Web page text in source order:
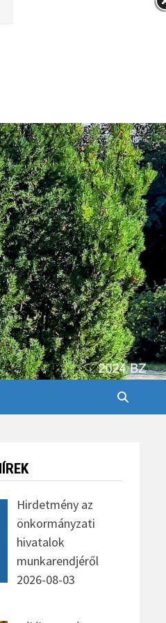
Hirdetmény az
önkormányzati
hivatalok
munkarendjéről
2026-08-03